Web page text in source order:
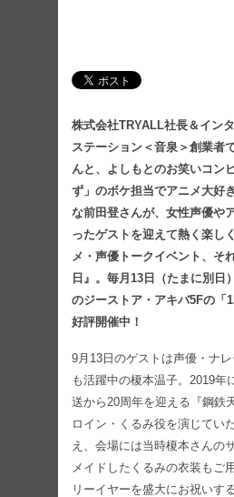
株式会社TRYALL社長＆イン
ステーション＜音泉＞創業者
んと、よしもとのお笑いコン
ず」のボケ担当でアニメ大好
な前田登さんが、女性声優や
ったゲストを迎えて熱く楽し
メ・声優トークイベント、そ
日』。毎月13日（たまに別日
のジーストア・アキバ5Fの「
好評開催中！
9月13日のゲストは声優・ナ
も活躍中の榎本温子。2019年
送から20周年を迎える『鋼鉄
ロイン・くるみ役を演じてい
え、会場には当時榎本さんの
メイドしたくるみの衣装もご
リーイヤーを盛大にお祝いす